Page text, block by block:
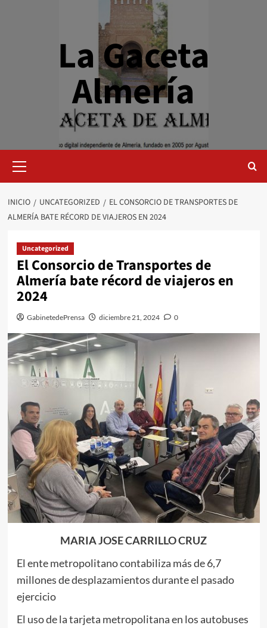
La Gaceta
Almería
primario
INICIO UNCATEGORIZED
EL CONSORCIO DE TRANSPORTES DE
ALMERÍA BATE RÉCORD DE VIAJEROS EN 2024
Uncategorized
El Consorcio de Transportes de
Almería bate récord de viajeros en
2024
GabinetedePrensa diciembre 21, 2024 0
MARIA JOSE CARRILLO CRUZ
El ente metropolitano contabiliza más de 6,7
millones de desplazamientos durante el pasado
ejercicio
El uso de la tarjeta metropolitana en los autobuses